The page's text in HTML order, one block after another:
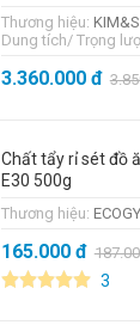
Thương hiệu: KIM&S
Dung tích/ Trọng
3.360.000đ
Chất tẩy rỉ sét đồ
E30 500g
Thương hiệu: ECOGY
165.000đ
3